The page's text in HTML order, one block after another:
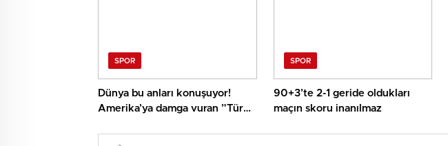
SPOR
Dünya bu anları konuşuyor!
Amerika’ya damga vuran ”Türk
SPOR
90+3’te 2-1 geride oldukları
maçın skoru inanılmaz